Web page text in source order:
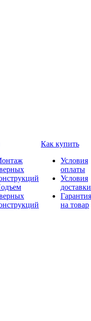
Как купить
Условия
оплаты
Условия
доставки
Гарантия
на товар